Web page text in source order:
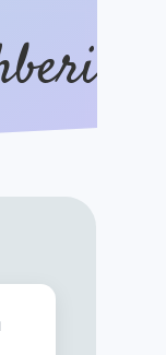
tulipbet güncel